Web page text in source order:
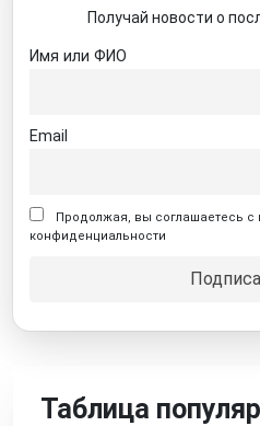
Получай новости о
Имя или ФИО
Email
Продолжая, вы соглашаетесь с
конфиденциальности
Таблица